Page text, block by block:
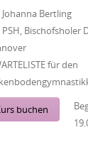
Johanna Bertling
PSH, Bischofsholer
für den
buchen